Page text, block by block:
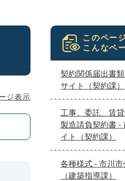
ジ表示
このペー
こんなペ
契約関係届出書
サイト（契約課）
工事、委託、賃
製造請負契約書 -
イト（契約課）
各種様式 - 市川市
（建築指導課）